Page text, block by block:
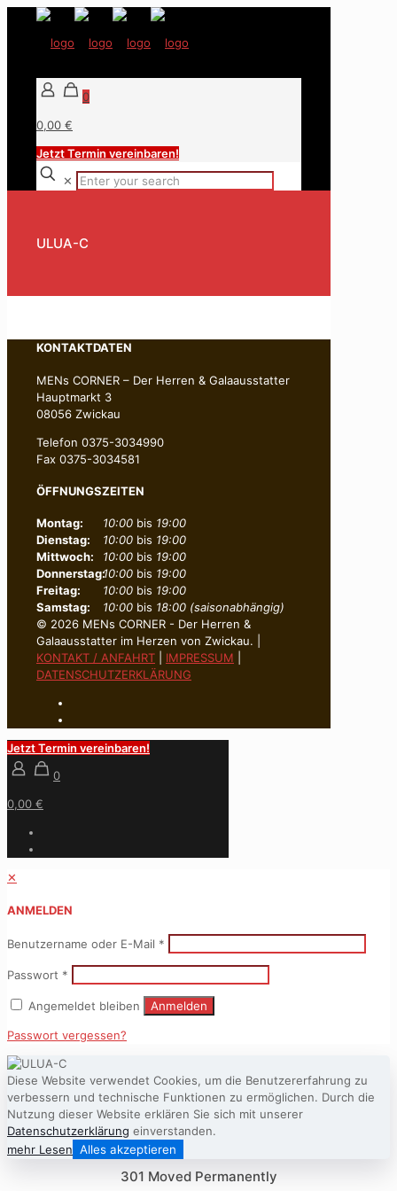
0
0,00 €
Jetzt Termin vereinbaren!
✕
ULUA-C
KONTAKTDATEN
MENs CORNER – Der Herren & Galaausstatter
Hauptmarkt 3
08056 Zwickau
Telefon 0375-3034990
Fax 0375-3034581
ÖFFNUNGSZEITEN
Montag:
Dienstag:
Mittwoch:
Donnerstag:
Freitag:
Samstag:
10:00bis 19:00
10:00bis 19:00
10:00bis 19:00
10:00bis 19:00
10:00bis 19:00
10:00bis 18:00 (saisonabhängig)
© 2026 MENs CORNER - Der Herren &
Galaausstatter im Herzen von Zwickau. |
KONTAKT / ANFAHRT
IMPRESSUM
DATENSCHUTZERKLÄRUNG
Jetzt Termin vereinbaren!
0
0,00 €
✕
ANMELDEN
Benutzername oder E-Mail *
Passwort *
Angemeldet bleiben Anmelden
Passwort vergessen?
Diese Website verwendet Cookies, um die Benutzererfahrung zu
verbessern und technische Funktionen zu ermöglichen. Durch die
Nutzung dieser Website erklären Sie sich mit unserer
Datenschutzerklärung einverstanden.
mehr Lesen Alles akzeptieren
301 Moved Permanently